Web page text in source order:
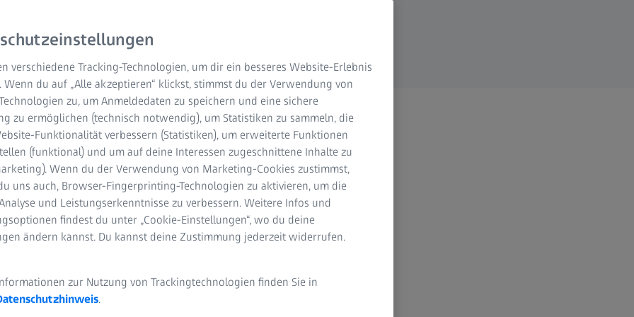
Versandlisten
und Astronomische
Kurrentschrift verfasst und da sie als Arbeitsmittel
Sie sich gern an uns.
verschiedene Tracking-Technologien, um dir ein besseres Website-Erlebnis
Wenn du auf „Alle akzeptieren“ klickst, stimmst du der Verwendung von
zu, um Anmeldedaten zu speichern und eine sichere
zu ermöglichen (technisch notwendig), um Statistiken zu sammeln, die
Funktionalität verbessern (Statistiken), um erweiterte Funktionen
(funktional) und um auf deine Interessen zugeschnittene Inhalte zu
Wenn du der Verwendung von Marketing-Cookies zustimmst,
uns auch, Browser-Fingerprinting-Technologien zu aktivieren, um die
und Leistungserkenntnisse zu verbessern. Weitere Infos und
findest du unter „Cookie-Einstellungen“, wo du deine
ändern kannst. Du kannst deine Zustimmung jederzeit widerrufen.
zur Nutzung von Trackingtechnologien finden Sie in
.